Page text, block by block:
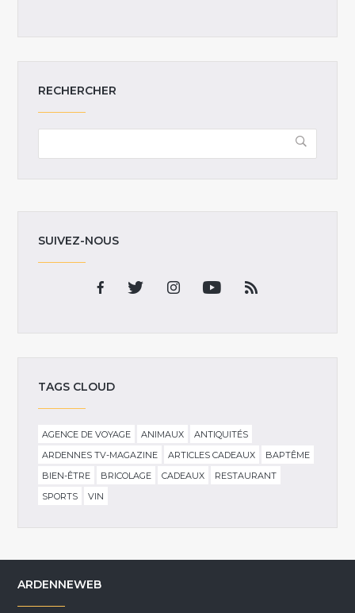
RECHERCHER
SUIVEZ-NOUS
TAGS CLOUD
AGENCE DE VOYAGE ANIMAUX
ANTIQUITÉS
ARDENNES TV-MAGAZINE
ARTICLES CADEAUX
BAPTÊME
BIEN-ÊTRE
BRICOLAGE CADEAUX
RESTAURANT
SPORTS
VIN
ARDENNEWEB